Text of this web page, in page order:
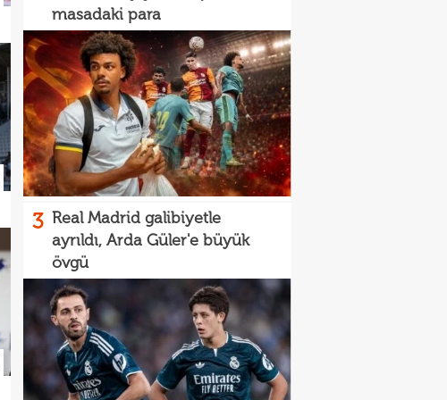
masadaki para
3 Real Madrid galibiyetle
ayrıldı, Arda Güler'e büyük
övgü